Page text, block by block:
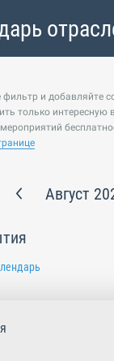
фильтр и добавляйте
только интересную
Август